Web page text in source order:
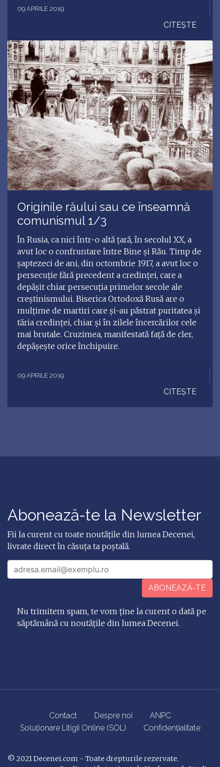
09 APRILE 2019
CITEȘTE
Originile răului sau ce înseamnă
comunismul 1/3
În Rusia, ca nici într-o altă țară, în secolul XX, a
avut loc o confruntare între Bine și Rău. Timp de
șaptezeci de ani, din octombrie 1917, a avut loc o
persecuție fără precedent a credinței, care a
depășit chiar persecuția primelor secole ale
creștinismului. Biserica Ortodoxă Rusă are o
mulțime de martiri care și-au păstrat puritatea și
tăria credinței, chiar și în zilele încercărilor cele
mai brutale. Cruzimea, manifestată față de cler,
depășește orice închipuire.
09 APRILE 2019
CITEȘTE
Abonează-te la Newsletter
Fii la curent cu toate noutățile din lumea Decenei,
livrate direct în căsuța ta poștală.
ABONEAZĂ-TE
Nu trimitem spam, te vom ține la curent o dată pe
săptămână cu noutățile din lumea Decenei.
Contact Despre noi
ANPC
Soluționare Litigii Online (SOL)
Confidențialitate
© 2021Decenei.com - Toate drepturile rezervate.